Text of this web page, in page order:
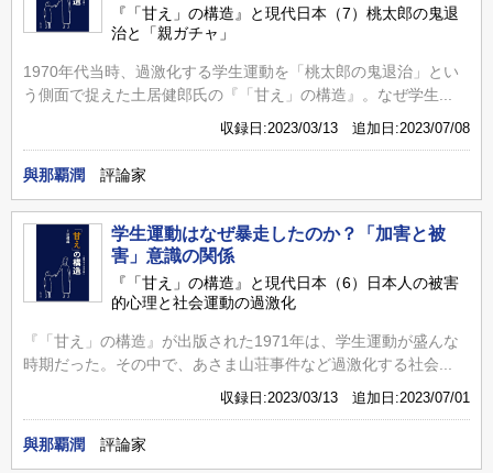
『「甘え」の構造』と現代日本（7）桃太郎の鬼退
治と「親ガチャ」
1970年代当時、過激化する学生運動を「桃太郎の鬼退治」とい
う側面で捉えた土居健郎氏の『「甘え」の構造』。なぜ学生...
収録日:2023/03/13 追加日:2023/07/08
與那覇潤 評論家
学生運動はなぜ暴走したのか？「加害と被
害」意識の関係
『「甘え」の構造』と現代日本（6）日本人の被害
的心理と社会運動の過激化
『「甘え」の構造』が出版された1971年は、学生運動が盛んな
時期だった。その中で、あさま山荘事件など過激化する社会...
収録日:2023/03/13 追加日:2023/07/01
與那覇潤 評論家